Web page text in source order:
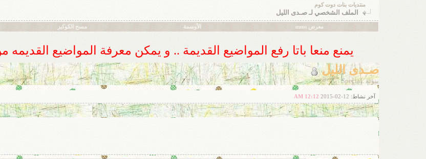
منتديات بنات دوت كوم
الملف الشخصي لـ صـدى الليل
معرض mms الأوسمة مسح الكوكيز
يمنع منعا باتا رفع المواضيع القديمة .. و يمكن معرفة المواضيع
صـدى الليل
بنوتة SpeciaL
آخر نشاط: 12:12 AM